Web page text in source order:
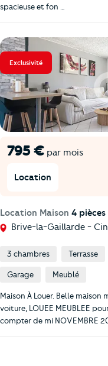
spacieuse et fon …
Exclusivité
795 € par mois
Location
Location Maison 4 pièces
Brive-la-Gaillarde -
3 chambres Terrasse
Garage Meublé
Maison À Louer. Belle
voiture, LOUEE MEUBLEE
compter de mi NOVEMBRE